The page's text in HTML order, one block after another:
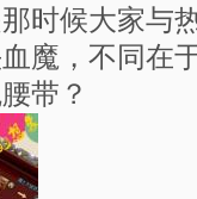
时候大家与
魔，不同在
带？